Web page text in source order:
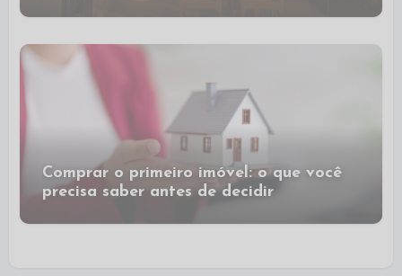
Comprar o primeiro imóvel: o que você
precisa saber antes de decidir